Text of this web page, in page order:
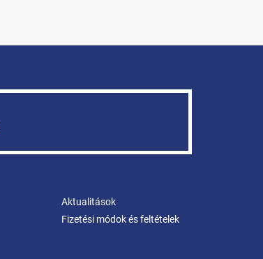
Aktualitások
Fizetési módok és feltételek